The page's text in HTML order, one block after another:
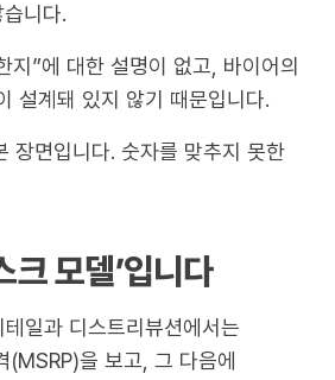
니다.
”에 대한 설명이 없고, 바이어의
설계돼 있지 않기 때문입니다.
면입니다. 숫자를 맞추지 못한
크 모델’입니다
일과 디스트리뷰션에서는
을 보고, 그 다음에